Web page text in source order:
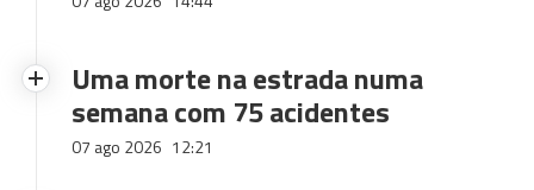
Uma morte na estrada numa
semana com 75 acidentes
07 ago 2026 12:21